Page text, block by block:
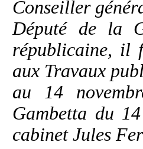
Conseiller
Député de la
républicaine, il
aux Travaux
au 14
Gambetta du
cabinet Jules